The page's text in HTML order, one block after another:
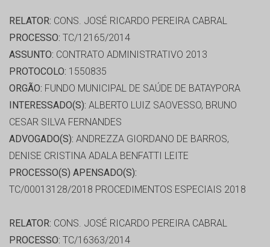
RELATOR: CONS. JOSÉ RICARDO PEREIRA CABRAL
PROCESSO: TC/12165/2014
ASSUNTO: CONTRATO ADMINISTRATIVO 2013
PROTOCOLO: 1550835
ORGÃO: FUNDO MUNICIPAL DE SAÚDE DE BATAYPORA
INTERESSADO(S): ALBERTO LUIZ SAOVESSO, BRUNO
CESAR SILVA FERNANDES
ADVOGADO(S): ANDREZZA GIORDANO DE BARROS,
DENISE CRISTINA ADALA BENFATTI LEITE
PROCESSO(S) APENSADO(S):
TC/00013128/2018 PROCEDIMENTOS ESPECIAIS 2018
RELATOR: CONS. JOSÉ RICARDO PEREIRA CABRAL
PROCESSO: TC/16363/2014